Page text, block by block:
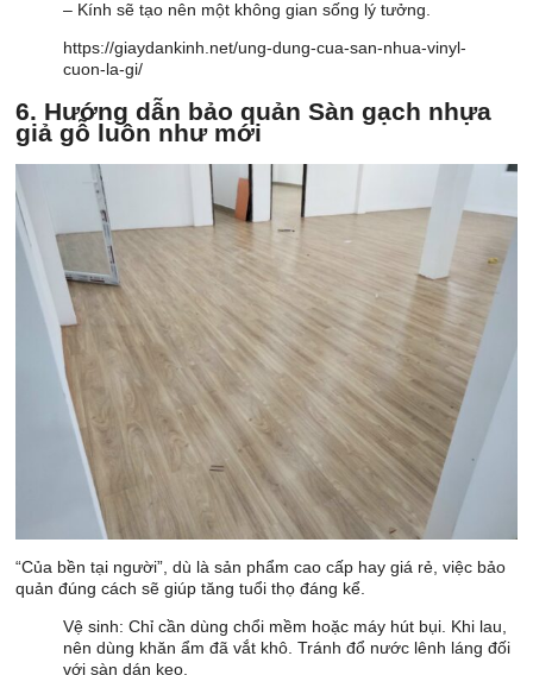
– Kính sẽ tạo nên một không gian sống lý tưởng.
https://giaydankinh.net/ung-dung-cua-san-nhua-vinyl-
cuon-la-gi/
6. Hướng dẫn bảo quản Sàn gạch nhựa
giả gỗ luôn như mới
“Của bền tại người”, dù là sản phẩm cao cấp hay giá rẻ, việc bảo
quản đúng cách sẽ giúp tăng tuổi thọ đáng kể.
Vệ sinh: Chỉ cần dùng chổi mềm hoặc máy hút bụi. Khi lau,
nên dùng khăn ẩm đã vắt khô. Tránh đổ nước lênh láng đối
với sàn dán keo.